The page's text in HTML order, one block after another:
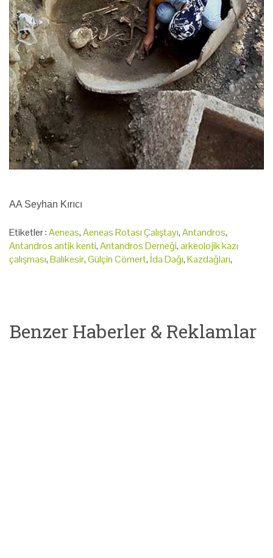
AA Seyhan Kırıcı
Etiketler :Aeneas,Aeneas Rotası Çalıştayı,Antandros,
Antandros antik kenti,Antandros Derneği,arkeolojik kazı
çalışması,Balıkesir,Gülçin Cömert, İda Dağı,Kazdağları,
Benzer Haberler & Reklamlar